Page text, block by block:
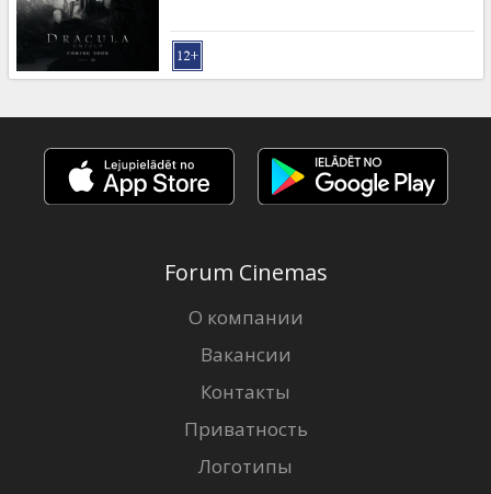
B2B
Клуб
Forum Cinemas
О компании
Вакансии
Контакты
Приватность
Логотипы